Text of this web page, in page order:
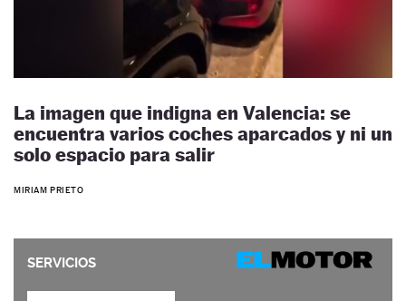
La imagen que indigna en Valencia: se
encuentra varios coches aparcados y ni un
solo espacio para salir
MIRIAM PRIETO